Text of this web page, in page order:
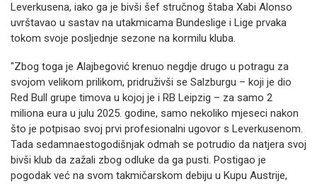
Leverkusena, iako ga je bivši šef stručnog štaba Xabi Alonso
uvrštavao u sastav na utakmicama Bundeslige i Lige prvaka
tokom svoje posljednje sezone na kormilu kluba.
"Zbog toga je Alajbegović krenuo negdje drugo u potragu za
svojom velikom prilikom, pridruživši se Salzburgu – koji je dio
Red Bull grupe timova u kojoj je i RB Leipzig – za samo 2
miliona eura u julu 2025. godine, samo nekoliko mjeseci nakon
što je potpisao svoj prvi profesionalni ugovor s Leverkusenom.
Tada sedamnaestogodišnjak odmah se potrudio da natjera svoj
bivši klub da zažali zbog odluke da ga pusti. Postigao je
pogodak već na svom takmičarskom debiju u Kupu Austrije,